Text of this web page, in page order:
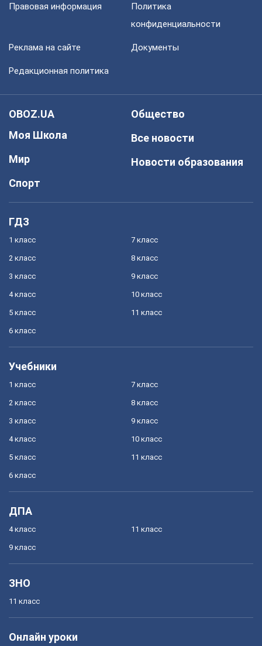
Правовая информация
Политика
конфиденциальности
Реклама на сайте Документы
Редакционная политика
OBOZ.UA
Моя Школа
Мир
Спорт
Общество
Все новости
Новости образования
ГДЗ
1 класс
2 класс
3 класс
4 класс
5 класс
6 класс
7 класс
8 класс
9 класс
10 класс
11 класс
Учебники
1 класс
2 класс
3 класс
4 класс
5 класс
6 класс
7 класс
8 класс
9 класс
10 класс
11 класс
ДПА
4 класс
9 класс
11 класс
ЗНО
11 класс
Онлайн уроки